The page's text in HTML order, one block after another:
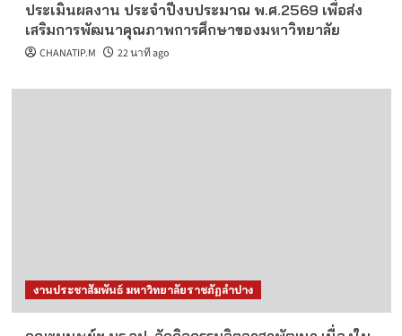
ประเมินผลงาน ประจำปีงบประมาณ พ.ศ.2569 เพื่อส่ง
เสริมการพัฒนาคุณภาพการศึกษาของมหาวิทยาลัย
CHANATIP.M 22 นาที ago
งานประชาสัมพันธ์ มหาวิทยาลัยราชภัฏลำปาง